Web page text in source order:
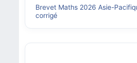
Brevet Maths 2026 Asie-
corrigé